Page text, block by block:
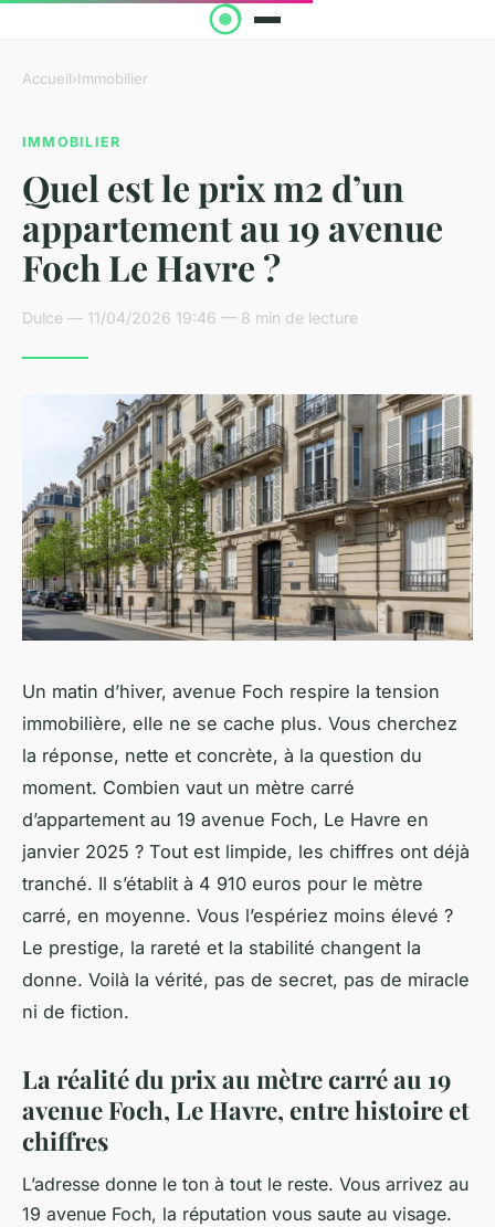
Accueil›Immobilier
IMMOBILIER
Quel est le prix m2 d’un
appartement au 19 avenue
Foch Le Havre ?
Dulce — 11/04/2026 19:46 — 8 min de lecture
Un matin d’hiver, avenue Foch respire la tension
immobilière, elle ne se cache plus. Vous cherchez
la réponse, nette et concrète, à la question du
moment. Combien vaut un mètre carré
d’appartement au 19 avenue Foch, Le Havre en
janvier 2025 ? Tout est limpide, les chiffres ont déjà
tranché. Il s’établit à 4 910 euros pour le mètre
carré, en moyenne. Vous l’espériez moins élevé ?
Le prestige, la rareté et la stabilité changent la
donne. Voilà la vérité, pas de secret, pas de miracle
ni de fiction.
La réalité du prix au mètre carré au 19
avenue Foch, Le Havre, entre histoire et
chiffres
L’adresse donne le ton à tout le reste. Vous arrivez au
19 avenue Foch, la réputation vous saute au visage.